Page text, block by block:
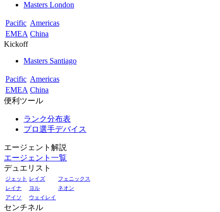
Masters London
Pacific Americas
EMEA China
Kickoff
Masters Santiago
Pacific Americas
EMEA China
便利ツール
ランク分布表
プロ選手デバイス
エージェント解説
エージェント一覧
デュエリスト
ジェット レイズ
フェニックス
レイナ
ヨル
ネオン
アイソ
ウェイレイ
センチネル